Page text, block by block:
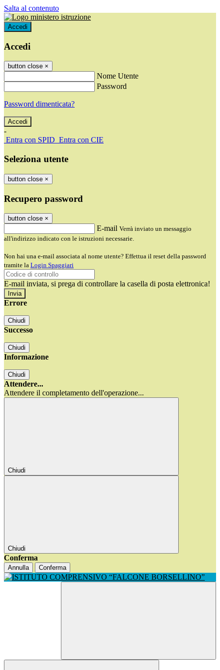
Salta al contenuto
Accedi
Accedi
button close ×
Nome Utente
Password
Password dimenticata?
-
Entra con SPID Entra con CIE
Seleziona utente
button close ×
Recupero password
button close ×
E-mail Verrà inviato un messaggio
all'indirizzo indicato con le istruzioni necessarie.
Non hai una e-mail associata al nome utente? Effettua il reset della password
tramite la Login Spaggiari
E-mail inviata, si prega di controllare la casella di posta elettronica!
Errore
Chiudi
Successo
Chiudi
Informazione
Chiudi
Attendere...
Attendere il completamento dell'operazione...
Chiudi
Chiudi
Conferma
Annulla Conferma